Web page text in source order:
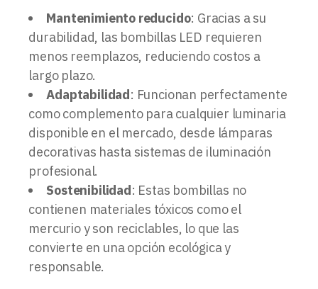
Mantenimiento reducido: Gracias a su
durabilidad, las bombillas LED requieren
menos reemplazos, reduciendo costos a
largo plazo.
Adaptabilidad: Funcionan perfectamente
como complemento para cualquier luminaria
disponible en el mercado, desde lámparas
decorativas hasta sistemas de iluminación
profesional.
Sostenibilidad: Estas bombillas no
contienen materiales tóxicos como el
mercurio y son reciclables, lo que las
convierte en una opción ecológica y
responsable.